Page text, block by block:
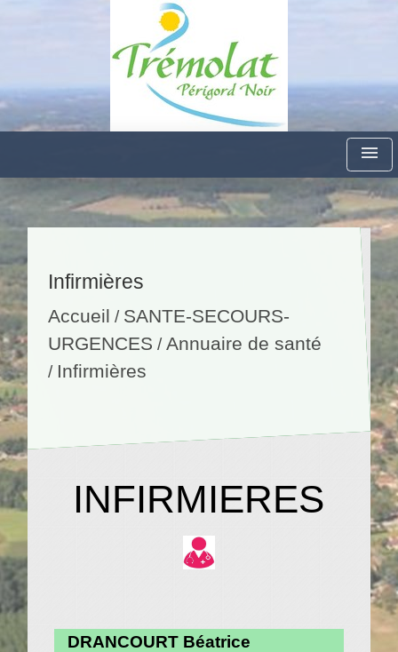
menu
Infirmières
Accueil / SANTE-SECOURS-
URGENCES /Annuaire de santé
/ Infirmières
INFIRMIERES
DRANCOURT Béatrice